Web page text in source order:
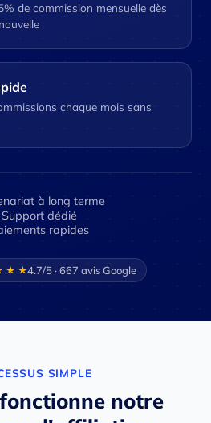
de commission mensuelle dès
chaque mois sans
à long terme
Support dédié
rapides
4.7/5 · 667 avis Google
SIMPLE
notre